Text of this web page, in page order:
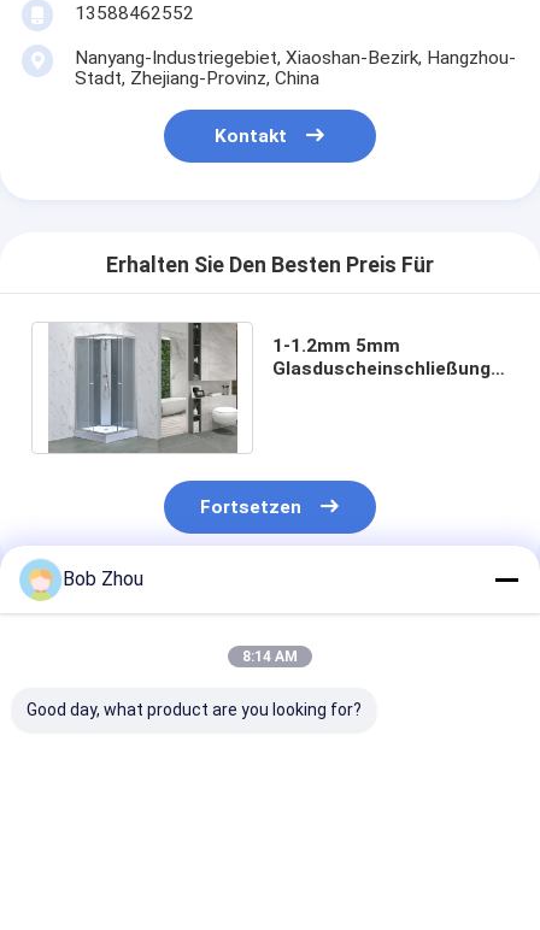
13588462552
Nanyang-Industriegebiet, Xiaoshan-Bezirk, Hangzhou-
Stadt, Zhejiang-Provinz, China
Kontakt
Erhalten Sie Den Besten Preis Für
1-1.2mm 5mm
Glasduscheinschließungs-
Fortsetzen
Empfohlene Produkte
Bob Zhou
8:14 AM
Good day, what product are you looking for?